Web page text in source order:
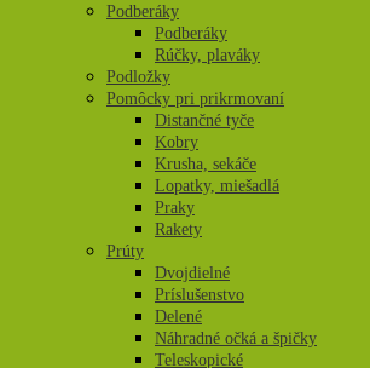
Podberáky
Podberáky
Rúčky, plaváky
Podložky
Pomôcky pri prikrmovaní
Distančné tyče
Kobry
Krusha, sekáče
Lopatky, miešadlá
Praky
Rakety
Prúty
Dvojdielné
Príslušenstvo
Delené
Náhradné očká a špičky
Teleskopické